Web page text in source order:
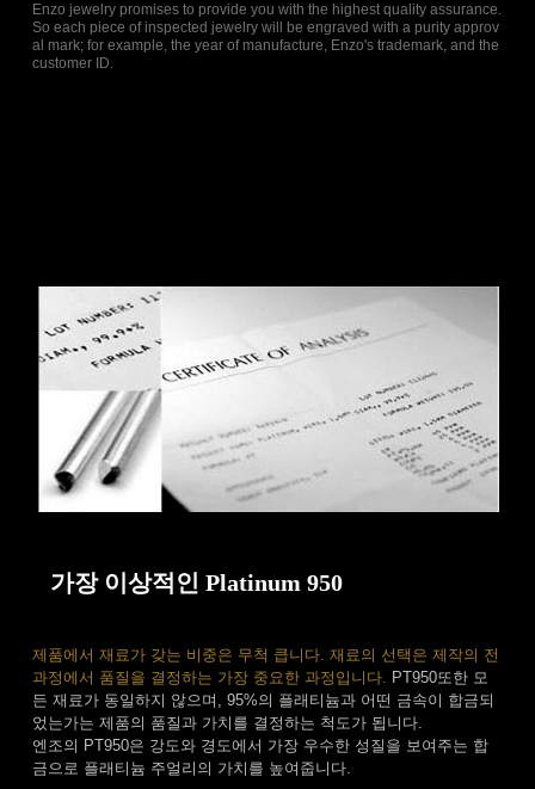
Enzo jewelry promises to provide you with the highest quality assurance.
So each piece of inspected jewelry will be engraved with a purity approv
al mark; for example, the year of manufacture, Enzo's trademark, and the
customer ID.
가장 이상적인 Platinum 950
제품에서 재료가 갖는 비중은 무척 큽니다. 재료의 선택은 제작의 전
과정에서 품질을 결정하는 가장 중요한 과정입니다. PT950또한 모
든 재료가 동일하지 않으며, 95%의 플래티늄과 어떤 금속이 합금되
었는가는 제품의 품질과 가치를 결정하는 척도가 됩니다.
엔조의 PT950은 강도와 경도에서 가장 우수한 성질을 보여주는 합
금으로 플래티늄 주얼리의 가치를 높여줍니다.